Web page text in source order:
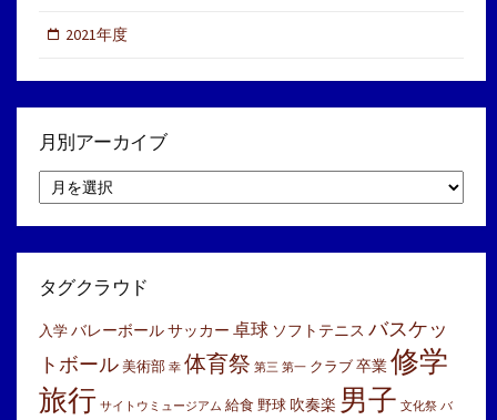
2021年度
月別アーカイブ
別
ア
イ
タグクラウド
入学 バレーボールサッカー 卓球 ソフトテニス バスケッ
トボール 美術部 幸 体育祭 第三 第一 クラブ 卒業修学
旅行 サイトウミュージアム 給食 野球 吹奏楽 男子 文化祭 バ